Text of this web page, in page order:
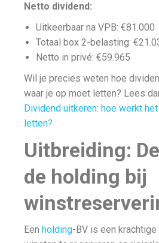
Netto dividend:
Uitkeerbaar na VPB: €81.000
Totaal box 2-belasting:
Netto in privé: €59.965
Wil je precies weten hoe
waar je op moet letten? Lees
Dividend uitkeren: hoe werkt
letten?
Uitbreiding:
de holding bij
Een holding-BV is een